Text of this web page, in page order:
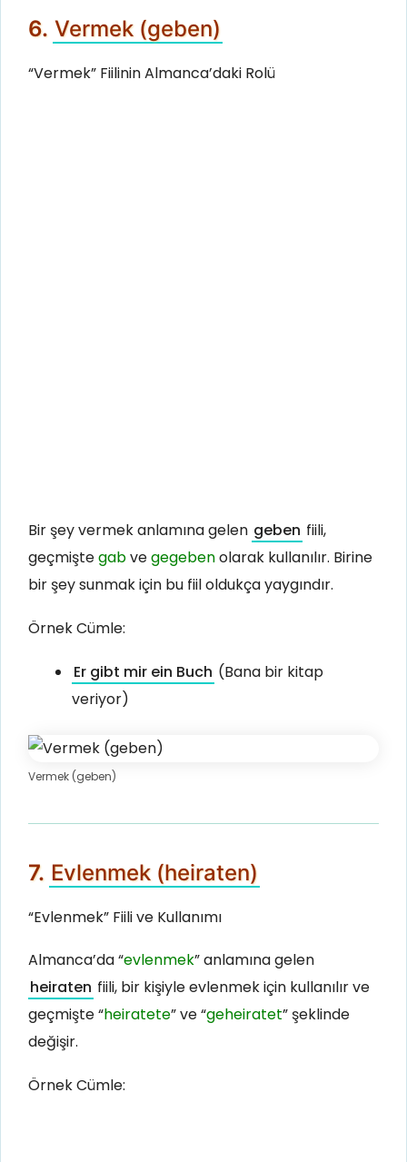
6. Vermek (geben)
“Vermek” Fiilinin Almanca’daki Rolü
Bir şey vermek anlamına gelen geben fiili,
geçmiştegabvegegebenolarak kullanılır. Birine
bir şey sunmak için bu fiil oldukça yaygındır.
Örnek Cümle:
Er gibt mir ein Buch (Bana bir kitap
veriyor)
Vermek (geben)
7. Evlenmek (heiraten)
“Evlenmek” Fiili ve Kullanımı
Almanca’da “evlenmek” anlamına gelen
heiraten fiili, bir kişiyle evlenmek için kullanılır ve
geçmişte “heiratete” ve “geheiratet” şeklinde
değişir.
Örnek Cümle: